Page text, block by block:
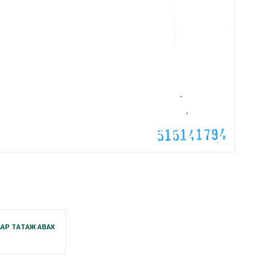
ТАТАЖ АВАХ